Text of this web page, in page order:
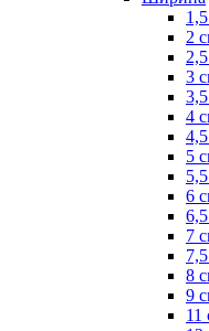
2
3
4
5
6
7
8
9
11